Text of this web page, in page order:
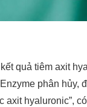
quả tiêm axit
phân hủy,
axit hyaluronic”,